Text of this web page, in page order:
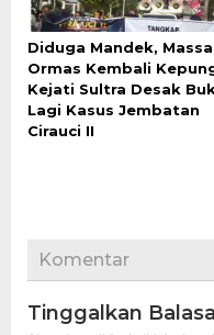
Diduga Mandek, Massa
Ormas Kembali
Kejati Sultra Desak
Lagi Kasus Jembatan
Cirauci II
Komentar
Tinggalkan